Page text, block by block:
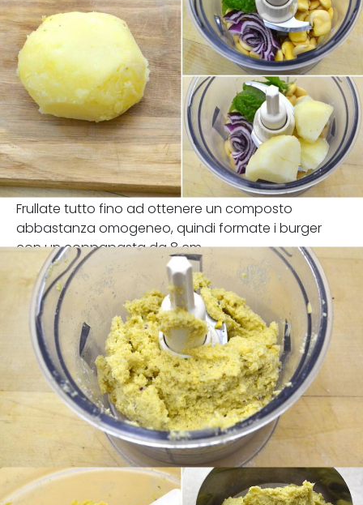
Frullate tutto fino ad ottenere un composto
abbastanza omogeneo, quindi formate i burger
con un coppapasta da 8 cm.